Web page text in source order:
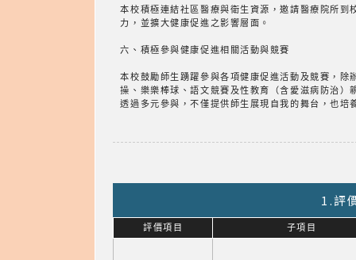
本校積極連結社區醫療與衛生資源，邀請醫療院所
力，並擴大健康促進之影響層面。
六、積極參與健康促進相關活動與競賽
本校鼓勵師生踴躍參與各項健康促進活動及競賽，
操、樂樂棒球、語文競賽及性教育（含愛滋病防治）
透過多元參與，不僅提供師生展現自我的舞台，也
1.評
評價項目 子項目